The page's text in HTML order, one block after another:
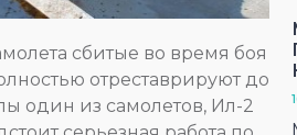
сбитые во время боя
отреставрируют до
один из самолетов, Ил-2